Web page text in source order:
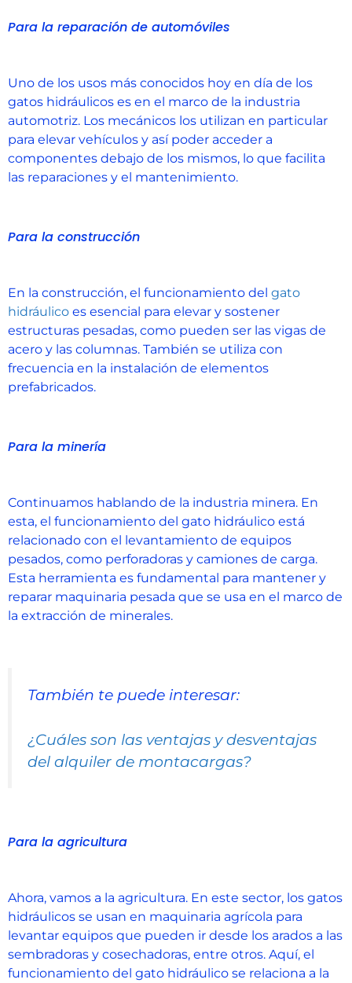
Para la reparación de automóviles
Uno de los usos más conocidos hoy en día de los
gatos hidráulicos es en el marco de la industria
automotriz. Los mecánicos los utilizan en particular
para elevar vehículos y así poder acceder a
componentes debajo de los mismos, lo que facilita
las reparaciones y el mantenimiento.
Para la construcción
En la construcción, el funcionamiento del gato
hidráulico es esencial para elevar y sostener
estructuras pesadas, como pueden ser las vigas de
acero y las columnas. También se utiliza con
frecuencia en la instalación de elementos
prefabricados.
Para la minería
Continuamos hablando de la industria minera. En
esta, el funcionamiento del gato hidráulico está
relacionado con el levantamiento de equipos
pesados, como perforadoras y camiones de carga.
Esta herramienta es fundamental para mantener y
reparar maquinaria pesada que se usa en el marco de
la extracción de minerales.
También te puede interesar:
¿Cuáles son las ventajas y desventajas
del alquiler de montacargas?
Para la agricultura
Ahora, vamos a la agricultura. En este sector, los gatos
hidráulicos se usan en maquinaria agrícola para
levantar equipos que pueden ir desde los arados a las
sembradoras y cosechadoras, entre otros. Aquí, el
funcionamiento del gato hidráulico se relaciona a la